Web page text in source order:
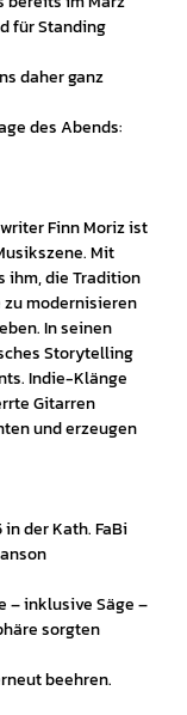
für Standing
daher ganz
des Abends:
Finn Moriz ist
Mit
ihm, die Tradition
modernisieren
In seinen
Storytelling
Indie-Klänge
Gitarren
und erzeugen
in der Kath. FaBi
– inklusive Säge –
sorgten
beehren.